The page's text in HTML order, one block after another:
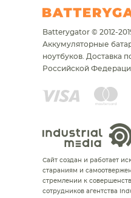
Batterygator © 2012-
Аккумуляторные
ноутбуков. Доставка
Российской
Сайт создан и работает
стараниям и
стремлении к
сотрудников агентства